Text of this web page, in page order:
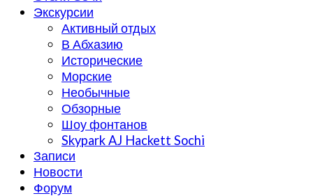
Экскурсии
Активный отдых
В Абхазию
Исторические
Морские
Необычные
Обзорные
Шоу фонтанов
Skypark AJ Hackett Sochi
Записи
Новости
Форум